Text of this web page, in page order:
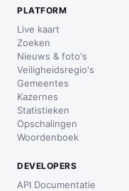
PLATFORM
Live kaart
Zoeken
Nieuws & foto's
Veiligheidsregio's
Gemeentes
Kazernes
Statistieken
Opschalingen
Woordenboek
DEVELOPERS
API Documentatie